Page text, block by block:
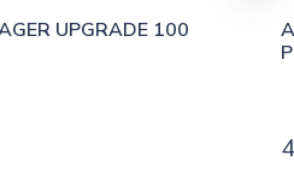
UPGRADE 100